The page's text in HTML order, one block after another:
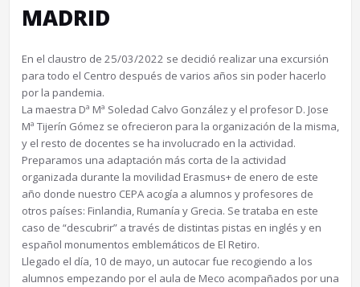
MADRID
En el claustro de 25/03/2022 se decidió realizar una excursión
para todo el Centro después de varios años sin poder hacerlo
por la pandemia.
La maestra Dª Mª Soledad Calvo González y el profesor D. Jose
Mª Tijerín Gómez se ofrecieron para la organización de la misma,
y el resto de docentes se ha involucrado en la actividad.
Preparamos una adaptación más corta de la actividad
organizada durante la movilidad Erasmus+ de enero de este
año donde nuestro CEPA acogía a alumnos y profesores de
otros países: Finlandia, Rumanía y Grecia. Se trataba en este
caso de “descubrir” a través de distintas pistas en inglés y en
español monumentos emblemáticos de El Retiro.
Llegado el día, 10 de mayo, un autocar fue recogiendo a los
alumnos empezando por el aula de Meco acompañados por una